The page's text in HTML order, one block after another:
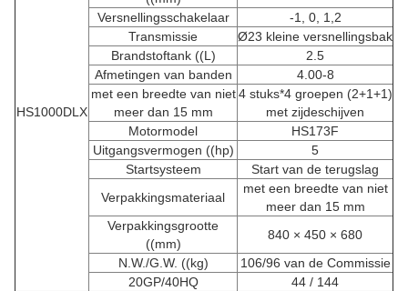
HS1000DLX
Versnellingsschakelaar
-1, 0, 1,2
Transmissie
Ø23 kleine versnellingsbak
Brandstoftank ((L)
2.5
Afmetingen van banden
4.00-8
met een breedte van niet
meer dan 15 mm
4 stuks*4 groepen (2+1+1)
met zijdeschijven
Motormodel
HS173F
Uitgangsvermogen ((hp)
5
Startsysteem
Start van de terugslag
Verpakkingsmateriaal
met een breedte van niet
meer dan 15 mm
Verpakkingsgrootte
((mm)
840 × 450 × 680
N.W./G.W. ((kg)
106/96 van de Commissie
20GP/40HQ
44 / 144